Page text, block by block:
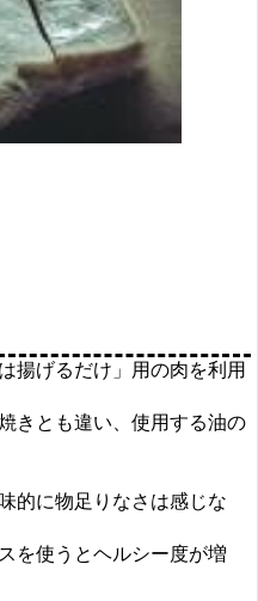
揚げるだけ」用の肉を利用
きとも違い、使用する油の
的に物足りなさは感じな
を使うとヘルシー度が増